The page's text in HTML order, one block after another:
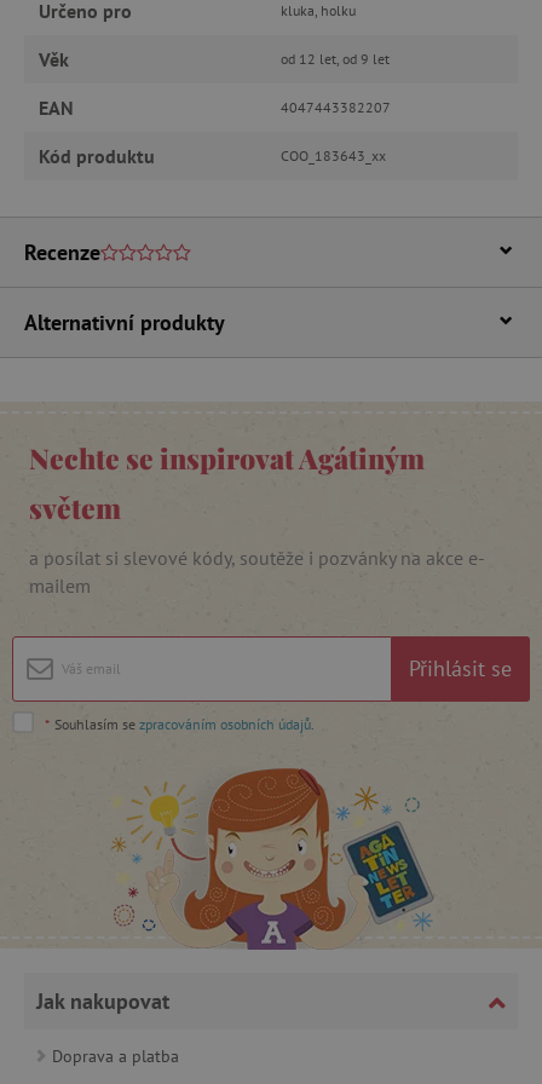
Určeno pro kluka, holku
Věk od 12 let, od 9 let
EAN 4047443382207
Kód produktu COO_183643_xx
Recenze
Alternativní produkty
Nechte se inspirovat Agátiným
světem
a posílat si slevové kódy, soutěže i pozvánky na akce e-
mailem
Přihlásit se
* Souhlasím se zpracováním osobních údajů
Jak nakupovat
Doprava a platba
Analytické cookies
Marketingové cookies
Funkční soubory
základní funkce webových stránek, jako je
stránky nelze bez nezbytně nutných souborů
Název
__cf_bm
.vimeo.com
cjConsent .agatinsvet.cz
CookieScriptConsent